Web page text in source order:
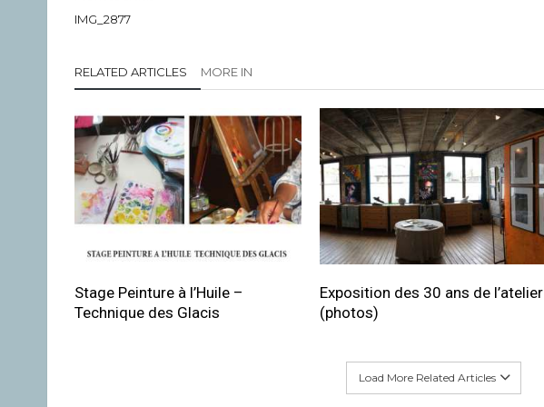
IMG_2877
RELATED ARTICLES MORE IN
Stage Peinture à l’Huile –
Technique des Glacis
Exposition des 30 ans de l’atelier
(photos)
Load More Related Articles